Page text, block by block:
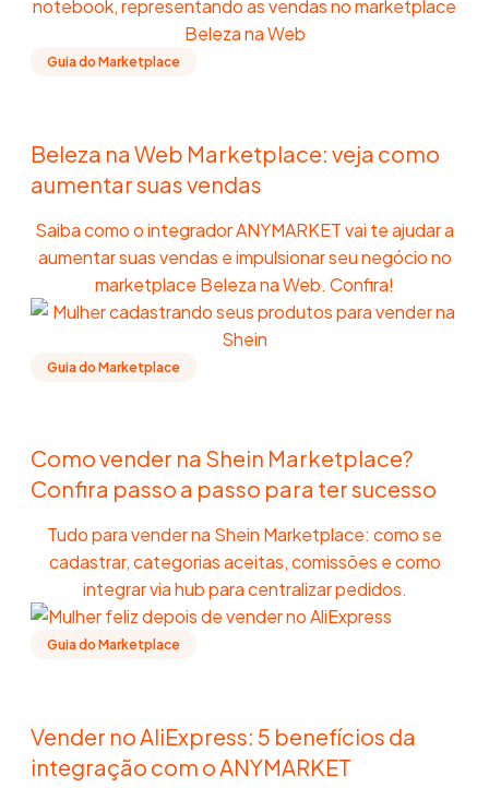
Guia do Marketplace
Beleza na Web Marketplace: veja como
aumentar suas vendas
Saiba como o integrador ANYMARKET vai te ajudar a
aumentar suas vendas e impulsionar seu negócio no
marketplace Beleza na Web. Confira!
Guia do Marketplace
Como vender na Shein Marketplace?
Confira passo a passo para ter sucesso
Tudo para vender na Shein Marketplace: como se
cadastrar, categorias aceitas, comissões e como
integrar via hub para centralizar pedidos.
Guia do Marketplace
Vender no AliExpress: 5 benefícios da
integração com o ANYMARKET